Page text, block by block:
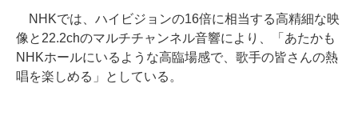
NHKでは、ハイビジョンの16倍に相当する高精細な映
像と22.2chのマルチチャンネル音響により、「あたかも
NHKホールにいるような高臨場感で、歌手の皆さんの熱
唱を楽しめる」としている。